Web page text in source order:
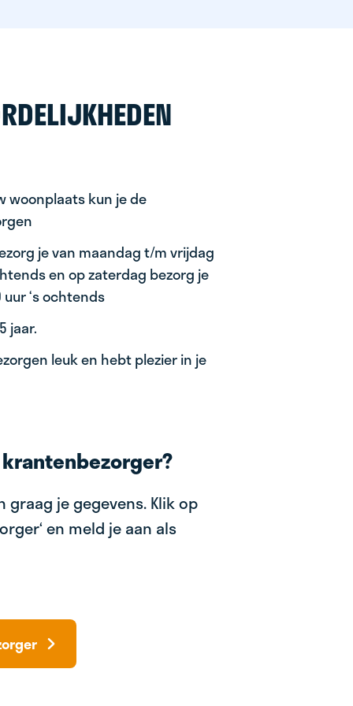
woonplaats kun je de
je van maandag t/m vrijdag
en op zaterdag bezorg je
‘s ochtends
jaar.
leuk en hebt plezier in je
graag je gegevens. Klik op
en meld je aan als